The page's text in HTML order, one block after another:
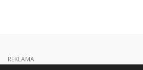
REKLAMA